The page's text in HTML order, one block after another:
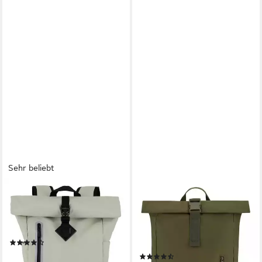
Sehr beliebt
TRAVELITE
Freizeitrucksack BASICS Roll-
Up Rucksack aus Plane, mit
variablem Roll-Up-Verschluss
29,95 €
JOHNNY URBAN
Cityrucksack Robin Medium,
Rolltop Damen Herren,
Laptop Fach (1-tlg),
Wasserabweisend